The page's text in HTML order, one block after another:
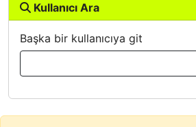
Kullanıcı Ara
Başka bir kullanıcıya git